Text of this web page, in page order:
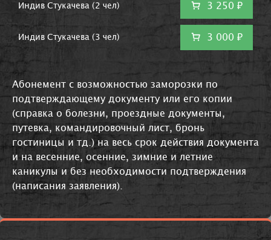
Индив Стукачева (2 чел) 3 250 ₽
Индив Стукачева (3 чел) 3 000 ₽
Абонемент с возможностью заморозки по
подтверждающему документу или его копии
(справка о болезни, проездные документы,
путевка, командировочный лист, бронь
гостиницы и тд.) на весь срок действия документа
и на весенние, осенние, зимние и летние
каникулы и без необходимости подтверждения
(написания заявления).